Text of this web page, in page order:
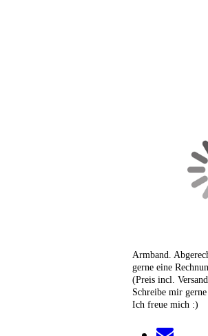
Armband.
gerne eine
(Preis incl.
Schreibe mir
Ich freue mich :)